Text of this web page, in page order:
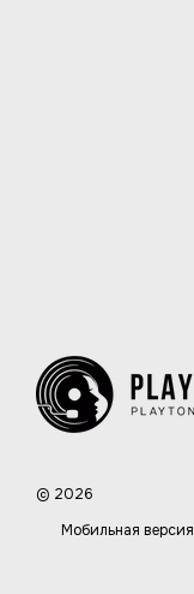
© 2026
Мобильная версия